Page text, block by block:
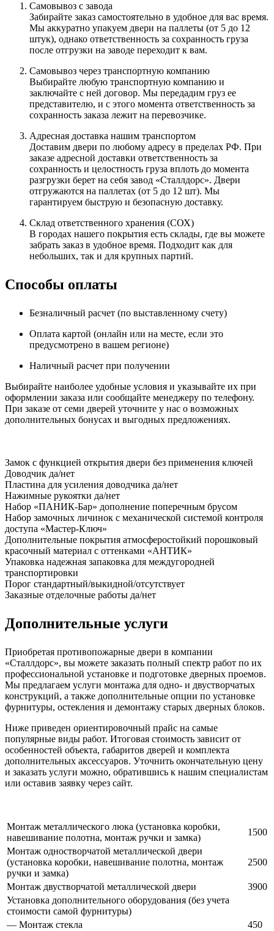
Самовывоз с завода
Забирайте заказ самостоятельно в удобное для вас время.
Мы аккуратно упакуем двери на паллеты (от 5 до 12
штук), однако ответственность за сохранность груза
после отгрузки на заводе переходит к вам.
Самовывоз через транспортную компанию
Выбирайте любую транспортную компанию и
заключайте с ней договор. Мы передадим груз ее
представителю, и с этого момента ответственность за
сохранность заказа лежит на перевозчике.
Адресная доставка нашим транспортом
Доставим двери по любому адресу в пределах РФ. При
заказе адресной доставки ответственность за
сохранность и целостность груза вплоть до момента
разгрузки берет на себя завод «Сталлдорс». Двери
отгружаются на паллетах (от 5 до 12 шт). Мы
гарантируем быструю и безопасную доставку.
Склад ответственного хранения (СОХ)
В городах нашего покрытия есть склады, где вы можете
забрать заказ в удобное время. Подходит как для
небольших, так и для крупных партий.
Способы оплаты
Безналичный расчет (по выставленному счету)
Оплата картой (онлайн или на месте, если это
предусмотрено в вашем регионе)
Наличный расчет при получении
Выбирайте наиболее удобные условия и указывайте их при
оформлении заказа или сообщайте менеджеру по телефону.
При заказе от семи дверей уточните у нас о возможных
дополнительных бонусах и выгодных предложениях.
Замок с функцией открытия двери без применения ключей
Доводчик да/нет
Пластина для усиления доводчика да/нет
Нажимные рукоятки да/нет
Набор «ПАНИК-Бар» дополнение поперечным брусом
Набор замочных личинок с механической системой контроля
доступа «Мастер-Ключ»
Дополнительные покрытия атмосферостойкий порошковый
красочный материал с оттенками «АНТИК»
Упаковка надежная запаковка для междугородней
транспортировки
Порог стандартный/выкидной/отсутствует
Заказные отделочные работы да/нет
Дополнительные услуги
Приобретая противопожарные двери в компании
«Сталлдорс», вы можете заказать полный спектр работ по их
профессиональной установке и подготовке дверных проемов.
Мы предлагаем услуги монтажа для одно- и двустворчатых
конструкций, а также дополнительные опции по установке
фурнитуры, остекления и демонтажу старых дверных блоков.
Ниже приведен ориентировочный прайс на самые
популярные виды работ. Итоговая стоимость зависит от
особенностей объекта, габаритов дверей и комплекта
дополнительных аксессуаров. Уточнить окончательную цену
и заказать услуги можно, обратившись к нашим специалистам
или оставив заявку через сайт.
Монтаж металлического люка (установка коробки,
навешивание полотна, монтаж ручки и замка)
1500
Монтаж одностворчатой металлической двери
(установка коробки, навешивание полотна, монтаж
ручки и замка)
2500
Монтаж двустворчатой металлической двери
3900
Установка дополнительного оборудования (без учета
стоимости самой фурнитуры)
— Монтаж стекла
450